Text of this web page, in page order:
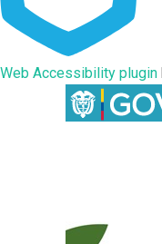
Web Accessibility plugin